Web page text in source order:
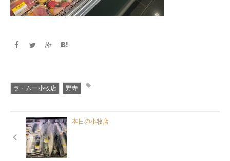
ラ・ムー小牧店 野寺
本日の小牧店